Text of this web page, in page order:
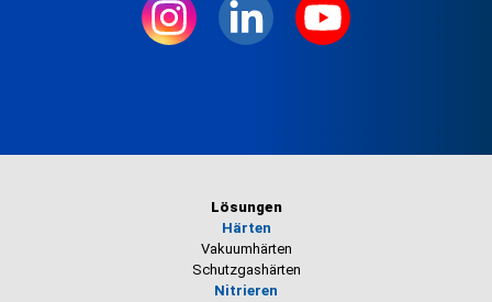
Lösungen
Härten
Vakuumhärten
Schutzgashärten
Nitrieren